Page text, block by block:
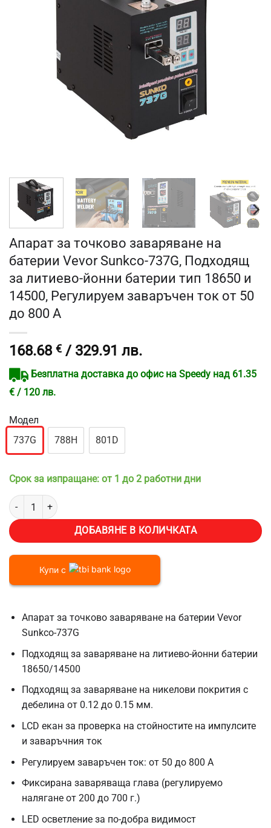
Апарат за точково заваряване на
батерии Vevor Sunkco-737G, Подходящ
за литиево-йонни батерии тип 18650 и
14500, Регулируем заваръчен ток от 50
до 800 A
168.68 € / 329.91 лв.
Безплатна доставка до офис на Speedy над 61.35
€ / 120 лв.
Модел
737G
788H 801D
Срок за изпращане: от 1 до 2 работни дни
количество за Апарат за точково заваряване на батерии Vevor
ДОБАВЯНЕ В КОЛИЧКАТА
Купи с
Апарат за точково заваряване на батерии Vevor
Sunkco-737G
Подходящ за заваряване на литиево-йонни батерии
18650/14500
Подходящ за заваряване на никелови покрития с
дебелина от 0.12 до 0.15 мм.
LCD екан за проверка на стойностите на импулсите
и заваръчния ток
Регулируем заваръчен ток: от 50 до 800 A
Фиксирана заваряваща глава (регулируемо
налягане от 200 до 700 г.)
LED осветление за по-добра видимост